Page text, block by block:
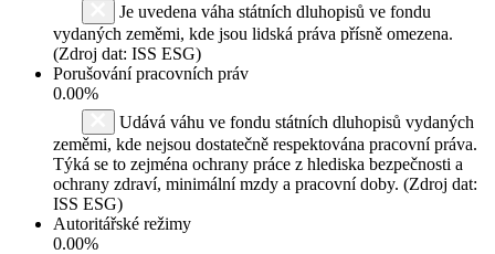
Je uvedena váha státních dluhopisů ve fondu
vydaných zeměmi, kde jsou lidská práva přísně omezena.
(Zdroj dat: ISS ESG)
Porušování pracovních práv
0.00%
Udává váhu ve fondu státních dluhopisů vydaných
zeměmi, kde nejsou dostatečně respektována pracovní práva.
Týká se to zejména ochrany práce z hlediska bezpečnosti a
ochrany zdraví, minimální mzdy a pracovní doby. (Zdroj dat:
ISS ESG)
Autoritářské režimy
0.00%